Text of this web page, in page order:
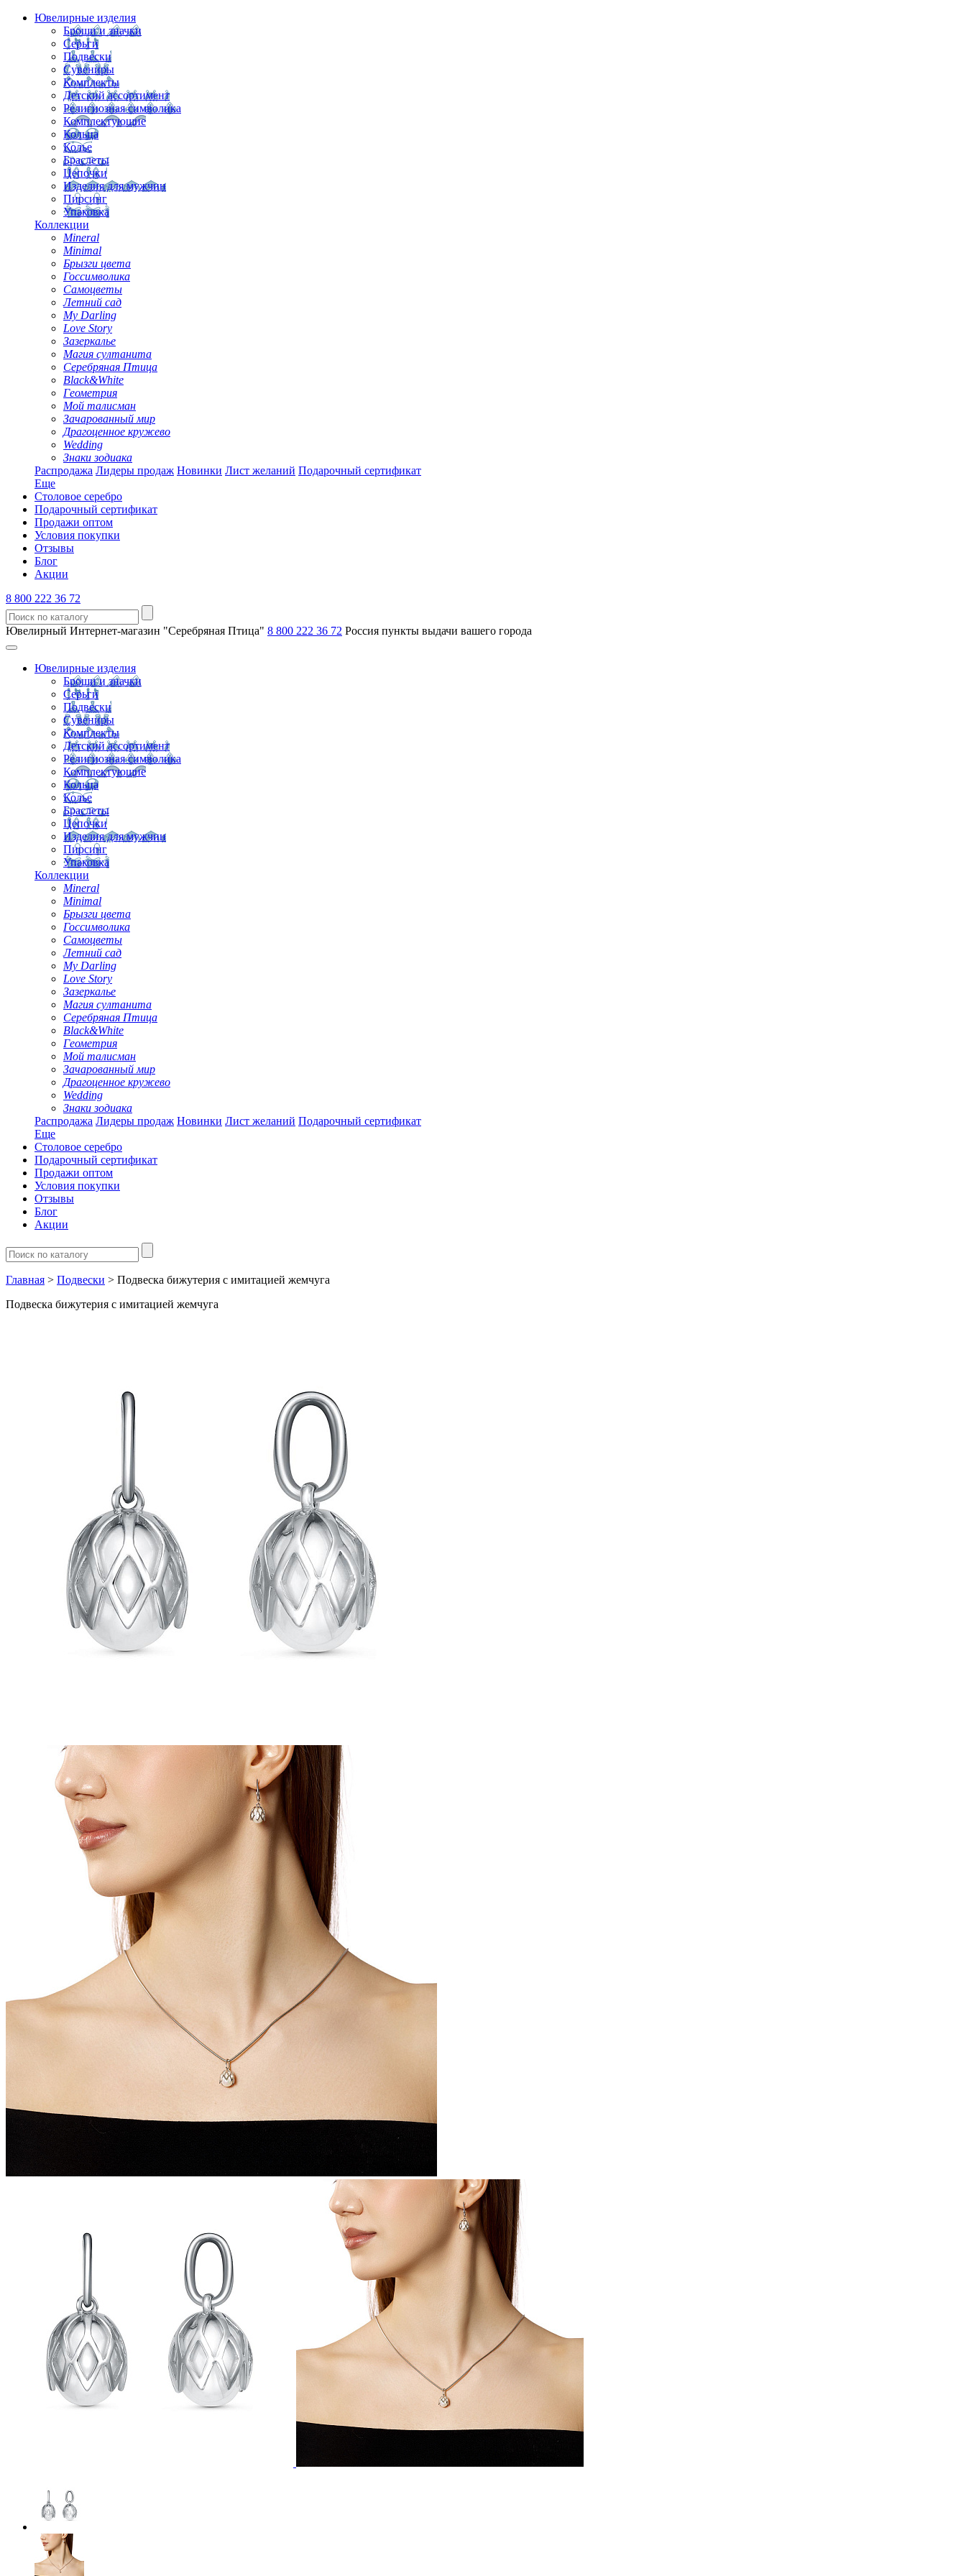
Ювелирные изделия
Броши и значки
Серьги
Подвески
Сувениры
Комплекты
Детский ассортимент
Религиозная символика
Комплектующие
Кольца
Колье
Браслеты
Цепочки
Изделия для мужчин
Пирсинг
Упаковка
Коллекции
Mineral
Minimal
Брызги цвета
Госсимволика
Самоцветы
Летний сад
My Darling
Love Story
Зазеркалье
Магия султанита
Серебряная Птица
Black&White
Геометрия
Мой талисман
Зачарованный мир
Драгоценное кружево
Wedding
Знаки зодиака
Распродажа Лидеры продаж Новинки Лист желаний Подарочный сертификат
Еще
Столовое серебро
Подарочный сертификат
Продажи оптом
Условия покупки
Отзывы
Блог
Акции
8 800 222 36 72
Ювелирный Интернет-магазин "Серебряная Птица" 8 800 222 36 72 Россия пункты выдачи вашего города
Ювелирные изделия
Броши и значки
Серьги
Подвески
Сувениры
Комплекты
Детский ассортимент
Религиозная символика
Комплектующие
Кольца
Колье
Браслеты
Цепочки
Изделия для мужчин
Пирсинг
Упаковка
Коллекции
Mineral
Minimal
Брызги цвета
Госсимволика
Самоцветы
Летний сад
My Darling
Love Story
Зазеркалье
Магия султанита
Серебряная Птица
Black&White
Геометрия
Мой талисман
Зачарованный мир
Драгоценное кружево
Wedding
Знаки зодиака
Распродажа Лидеры продаж Новинки Лист желаний Подарочный сертификат
Еще
Столовое серебро
Подарочный сертификат
Продажи оптом
Условия покупки
Отзывы
Блог
Акции
Главная > Подвески > Подвеска бижутерия с имитацией жемчуга
Подвеска бижутерия с имитацией жемчуга